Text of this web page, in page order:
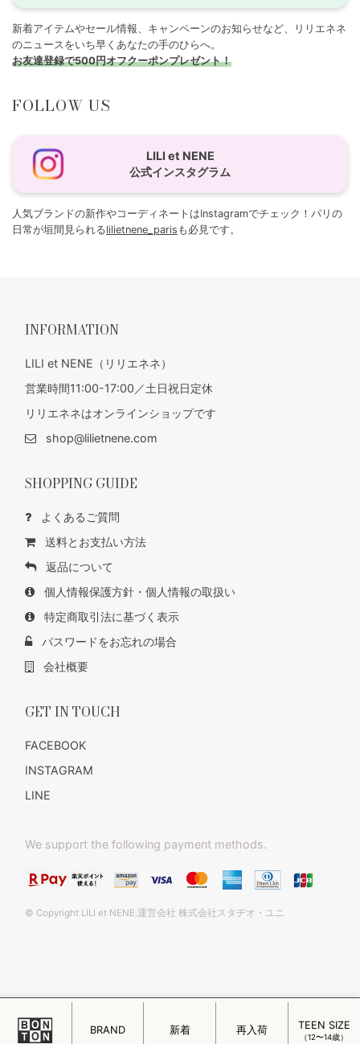
新着アイテムやセール情報、キャンペーンのお知らせなど、リリエネネ
のニュースをいち早くあなたの手のひらへ。
お友達登録で500円オフクーポンプレゼント！
FOLLOW US
LILI et NENE
公式インスタグラム
人気ブランドの新作やコーディネートはInstagramでチェック！パリの
日常が垣間見られるlilietnene_paris も必見です。
BRAND 新着 再入荷 TEEN SIZE
（12〜14歳）
INFORMATION
LILI et NENE（リリエネネ）
営業時間11:00-17:00／土日祝日定休
リリエネネはオンラインショップです
shop@lilietnene.com
SHOPPING GUIDE
よくあるご質問
送料とお支払い方法
返品について
個人情報保護方針・個人情報の取扱い
特定商取引法に基づく表示
パスワードをお忘れの場合
会社概要
GET IN TOUCH
FACEBOOK
INSTAGRAM
LINE
We support the following payment methods.
© Copyright LILI et NENE.運営会社 株式会社スタヂオ・ユニ
このページをPC用に切り替え